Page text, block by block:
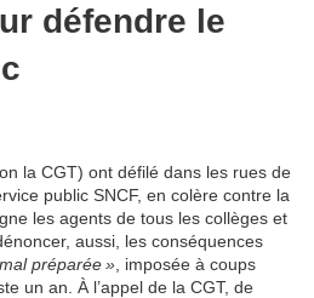
défendre le
la CGT) ont défilé dans les rues de
public SNCF, en colère contre la
les agents de tous les collèges et
aussi, les conséquences
préparée » , imposée à coups
un an. À l’appel de la CGT, de